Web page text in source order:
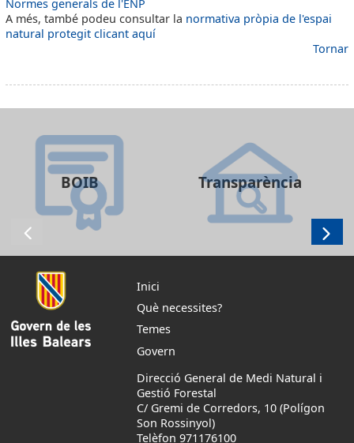
Normes generals de l'ENP
A més, també podeu consultar la normativa pròpia de l'espai
natural protegit clicant aquí
Tornar
BOIB Transparència
Inici
Què necessites?
Temes
Govern
Direcció General de Medi Natural i
Gestió Forestal
C/ Gremi de Corredors, 10 (Polígon
Son Rossinyol)
Telèfon 971176100